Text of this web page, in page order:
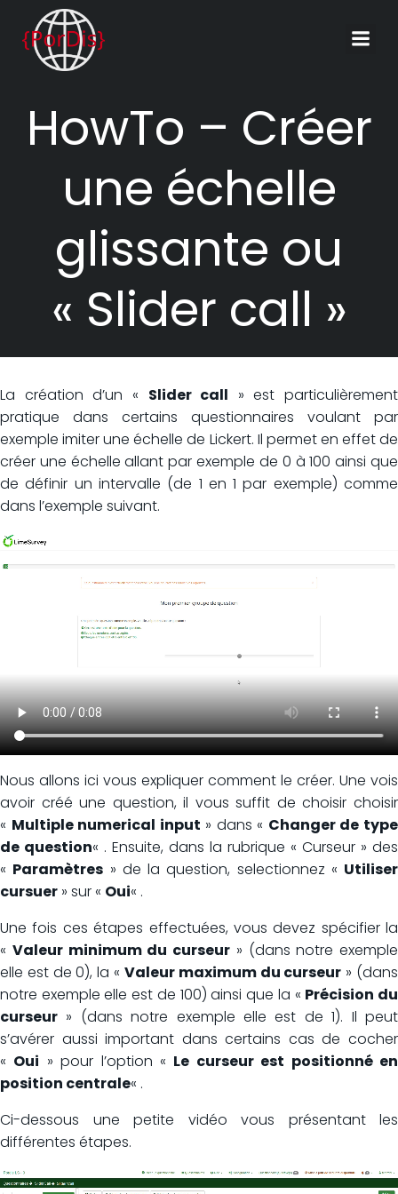
HowTo – Créer
une échelle
glissante ou
« Slider call »
La création d’un « Slider call » est particulièrement
pratique dans certains questionnaires voulant par
exemple imiter une échelle de Lickert. Il permet en effet de
créer une échelle allant par exemple de 0 à 100 ainsi que
de définir un intervalle (de 1 en 1 par exemple) comme
dans l’exemple suivant.
Nous allons ici vous expliquer comment le créer. Une vois
avoir créé une question, il vous suffit de choisir choisir
« Multiple numerical input » dans « Changer de type
de question« . Ensuite, dans la rubrique « Curseur » des
« Paramètres » de la question, selectionnez « Utiliser
cursuer » sur « Oui« .
Une fois ces étapes effectuées, vous devez spécifier la
« Valeur minimum du curseur » (dans notre exemple
elle est de 0), la « Valeur maximum du curseur » (dans
notre exemple elle est de 100) ainsi que la « Précision du
curseur » (dans notre exemple elle est de 1). Il peut
s’avérer aussi important dans certains cas de cocher
« Oui » pour l’option « Le curseur est positionné en
position centrale« .
Ci-dessous une petite vidéo vous présentant les
différentes étapes.